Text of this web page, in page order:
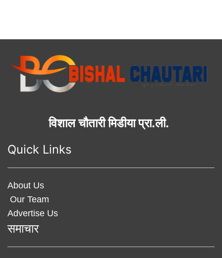
विशाल चौतारी मिडीया प्रा.ली.
Quick Links
About Us
Our Team
Advertise Us
समाचार